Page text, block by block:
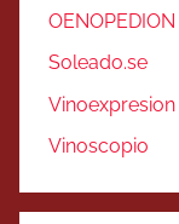
OENOPEDION
Soleado.se
Vinoexpresion
Vinoscopio